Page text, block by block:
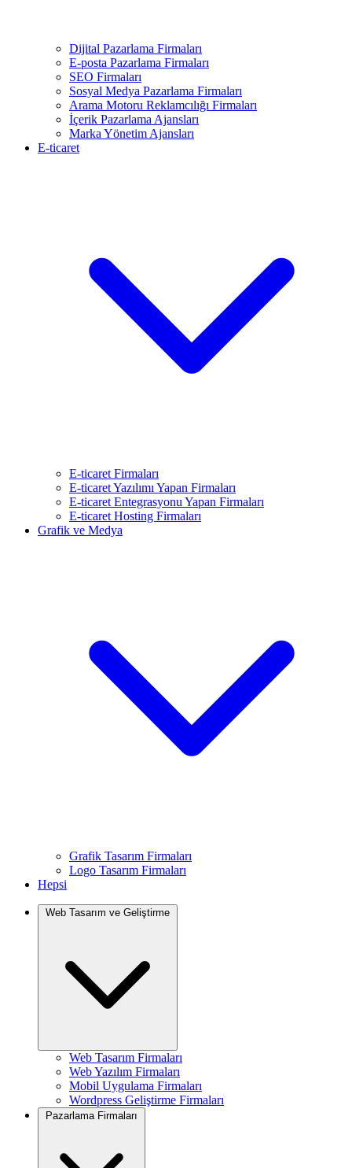
Dijital Pazarlama Firmaları
E-posta Pazarlama Firmaları
SEO Firmaları
Sosyal Medya Pazarlama Firmaları
Arama Motoru Reklamcılığı Firmaları
İçerik Pazarlama Ajansları
Marka Yönetim Ajansları
E-ticaret
E-ticaret Firmaları
E-ticaret Yazılımı Yapan Firmaları
E-ticaret Entegrasyonu Yapan Firmaları
E-ticaret Hosting Firmaları
Grafik ve Medya
Grafik Tasarım Firmaları
Logo Tasarım Firmaları
Hepsi
Web Tasarım ve Geliştirme
Web Tasarım Firmaları
Web Yazılım Firmaları
Mobil Uygulama Firmaları
Wordpress Geliştirme Firmaları
Pazarlama Firmaları